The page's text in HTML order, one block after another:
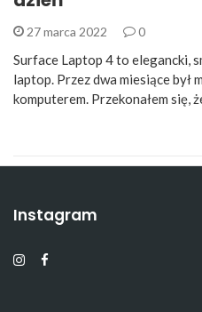
27 marca 2022 0
Surface Laptop 4 to elegancki,
laptop. Przez dwa miesiące był
komputerem. Przekonałem się,
Instagram